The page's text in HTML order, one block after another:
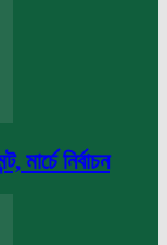
মার্চে নির্বাচন